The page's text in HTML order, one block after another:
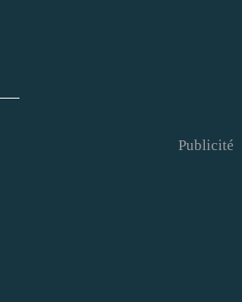
Publicité